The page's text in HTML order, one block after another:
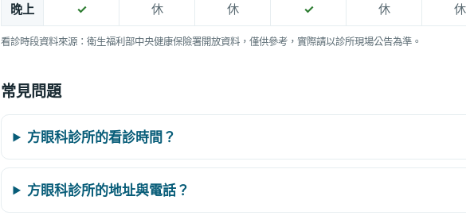
晚上 ✓ 休 休 ✓ 休 休
看診時段資料來源：衛生福利部中央健康保險署開放資料，僅供參考，實際請以診所現場公告為準。
常見問題
方眼科診所的看診時間？
方眼科診所的地址與電話？